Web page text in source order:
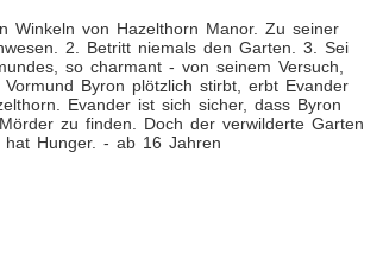
Winkeln von Hazelthorn Manor. Zu seiner
2. Betritt niemals den Garten. 3. Sei
so charmant - von seinem Versuch,
Byron plötzlich stirbt, erbt Evander
Evander ist sich sicher, dass Byron
zu finden. Doch der verwilderte Garten
Hunger. - ab 16 Jahren